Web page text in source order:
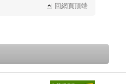
回網頁頂端